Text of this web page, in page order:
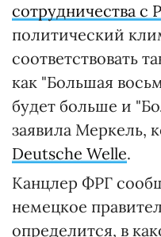
сотрудничества с
политический
соответствовать
как "Большая
будет больше и
заявила Меркель,
Deutsche Welle.
Канцлер ФРГ
немецкое
определится, в